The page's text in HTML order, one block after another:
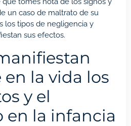
un caso de maltrato de su
los tipos de negligencia y
sus efectos.
la vida los
y el
en la infancia